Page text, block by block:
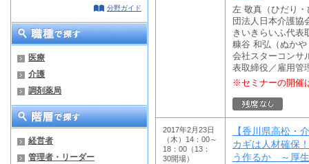
分野ガイド
医療
介護
調剤薬局
経営者
管理者・リーダー
左 敬真（ひだり
団法人日本介護協
きいきらいふ代表
糠谷 和弘（ぬか
会社スターコンサ
表取締役／雇用管
※セミナーの開催
2017年2月23日
（木）14：00～
18：00（13：
30開場）
【香川県高松・
カギは人材確保
う作るか ～厚